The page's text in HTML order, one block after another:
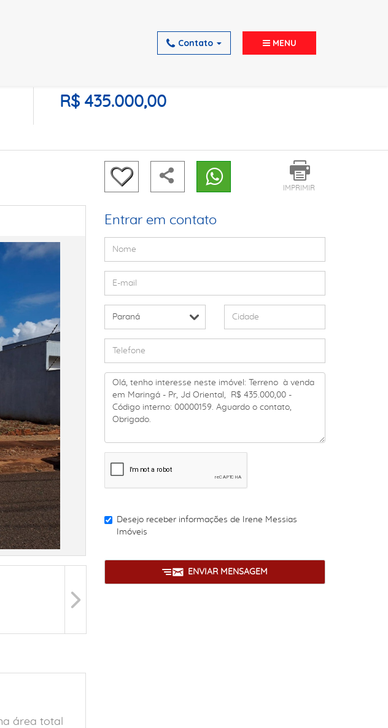
Contato MENU
R$ 435.000,00
IMPRIMIR
Entrar em contato
Desejo receber informações de
Irene Messias
Imóveis
ENVIAR MENSAGEM
área total